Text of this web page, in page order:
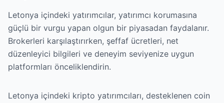
Letonya içindeki yatırımcılar, yatırımcı korumasına
güçlü bir vurgu yapan olgun bir piyasadan faydalanır.
Brokerleri karşılaştırırken, şeffaf ücretleri, net
düzenleyici bilgileri ve deneyim seviyenize uygun
platformları önceliklendirin.
Letonya içindeki kripto yatırımcıları, desteklenen coin